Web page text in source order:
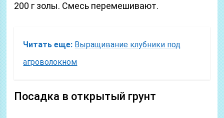
200 г золы. Смесь перемешивают.
Читать еще: Выращивание клубники под
агроволокном
Посадка в открытый грунт